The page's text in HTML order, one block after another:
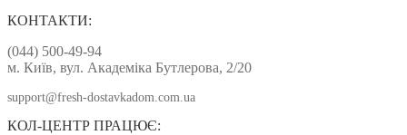
КОНТАКТИ:
(044) 500-49-94
м. Київ, вул. Академіка Бутлерова, 2/20
support@fresh-dostavkadom.com.ua
КОЛ-ЦЕНТР ПРАЦЮЄ: